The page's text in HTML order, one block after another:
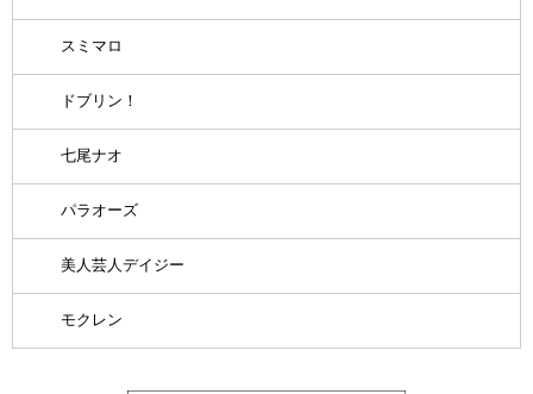
スミマロ
ドブリン！
七尾ナオ
パラオーズ
美人芸人デイジー
モクレン